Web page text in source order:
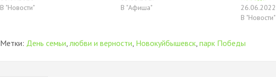
В "Новости"
В "Афиша"
26.06.2022
В "Новости"
Метки: День семьи,любви и верности, Новокуйбышевск,парк Победы